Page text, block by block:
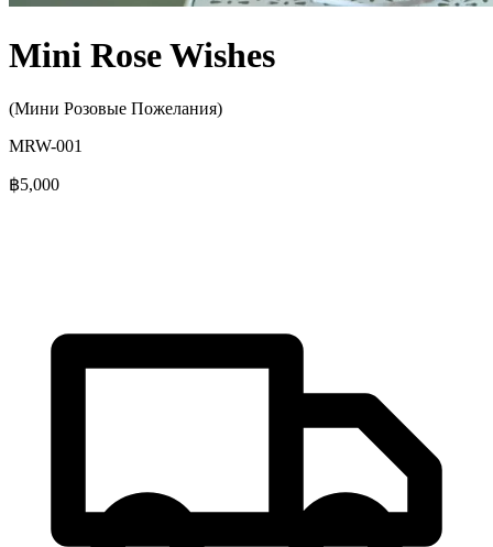
Mini Rose Wishes
(Мини Розовые Пожелания)
MRW-001
฿5,000